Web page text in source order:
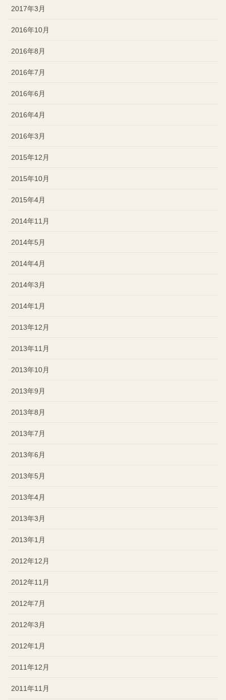
2017年3月
2016年10月
2016年8月
2016年7月
2016年6月
2016年4月
2016年3月
2015年12月
2015年10月
2015年4月
2014年11月
2014年5月
2014年4月
2014年3月
2014年1月
2013年12月
2013年11月
2013年10月
2013年9月
2013年8月
2013年7月
2013年6月
2013年5月
2013年4月
2013年3月
2013年1月
2012年12月
2012年11月
2012年7月
2012年3月
2012年1月
2011年12月
2011年11月